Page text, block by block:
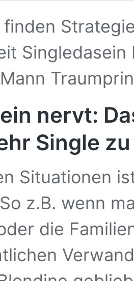
nervt:
Single
Situationen
z.B. wenn
die